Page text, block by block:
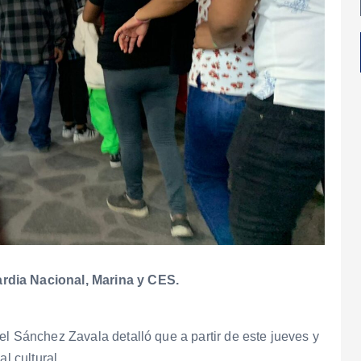
Nacional, Marina y CES.
Sánchez Zavala detalló que a partir de este jueves y
cultural.